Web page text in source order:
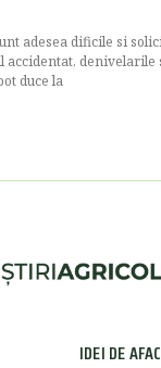
adesea dificile si
accidentat, denivelarile
duce la
IDEI DE